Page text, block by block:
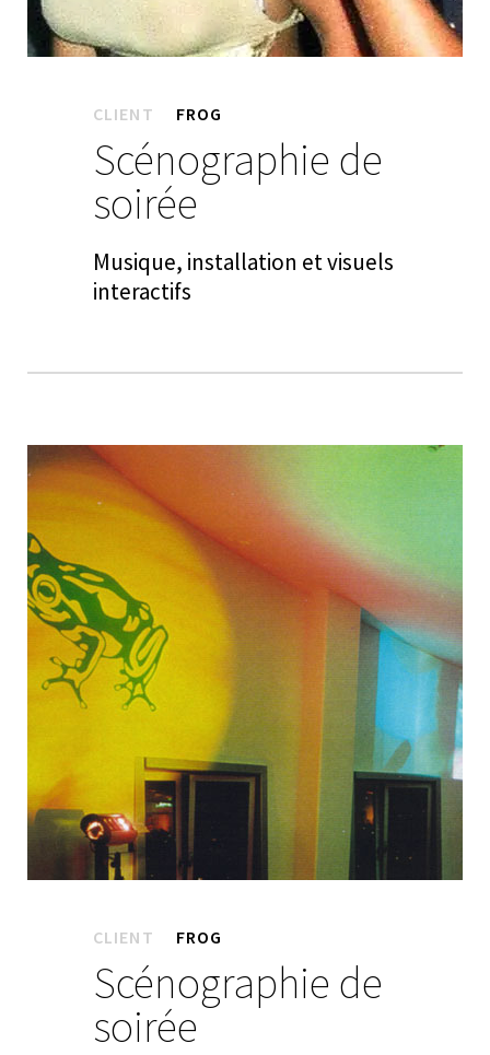
CLIENT FROG
Scénographie de
soirée
Musique, installation et visuels
interactifs
CLIENT FROG
Scénographie de
soirée